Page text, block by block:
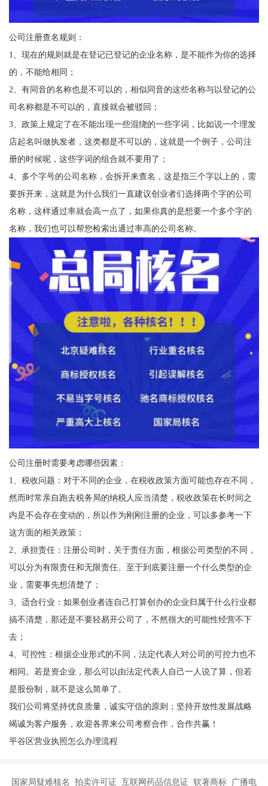
公司注册查名规则：
1、现在的规则就是在登记已登记的企业名称，是不能作为你的选择
的，不能给相同；
2、有同音的名称也是不可以的，相似同音的这些名称与以登记的公
司名称都是不可以的，直接就会被驳回；
3、政策上规定了在不能出现一些混绕的一些字词，比如说一个理发
店起名叫做执发者，这类都是不可以的，这就是一个例子，公司注
册的时候呢，这些字词的组合就不要用了；
4、多个字号的公司名称，会拆开来查名，这是指三个字以上的，需
要拆开来，这就是为什么我们一直建议创业者们选择两个字的公司
名称，这样通过率就会高一点了，如果你真的是想要一个多个字的
名称，我们也可以帮您检索出通过率高的公司名称。
公司注册时需要考虑哪些因素：
1、税收问题：对于不同的企业，在税收政策方面可能也存在不同，
然而时常亲自跑去税务局的纳税人应当清楚，税收政策在长时间之
内是不会存在变动的，所以作为刚刚注册的企业，可以多参考一下
这方面的相关政策；
2、承担责任：注册公司时，关于责任方面，根据公司类型的不同，
可以分为有限责任和无限责任。至于到底要注册一个什么类型的企
业，需要事先想清楚了；
3、适合行业：如果创业者连自己打算创办的企业归属于什么行业都
搞不清楚，那还是不要轻易开公司了，不然很大的可能性经营不下
去；
4、可控性：根据企业形式的不同，法定代表人对公司的可控力也不
相同。若是资企业，那么可以由法定代表人自己一人说了算，但若
是股份制，就不是这么简单了。
我们公司将坚持优良质量，诚实守信的原则；坚持开放性发展战略
竭诚为客户服务，欢迎各界来公司考察合作，合作共赢！
平谷区营业执照怎么办理流程
国家局疑难核名 拍卖许可证 互联网药品信息证 软著商标 广播电